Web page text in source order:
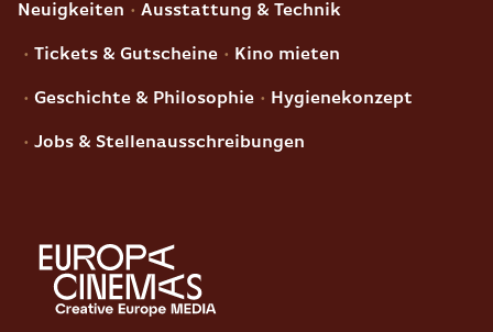
Neuigkeiten Ausstattung & Technik
Tickets & Gutscheine Kino mieten
Geschichte & Philosophie Hygienekonzept
Jobs & Stellenausschreibungen